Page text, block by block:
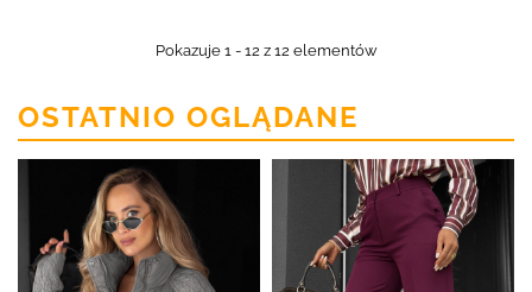
Pokazuje 1 - 12 z 12 elementów
OSTATNIO OGLĄDANE